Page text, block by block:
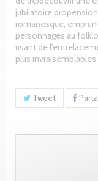
jubilatoire
romanesque,
personnages au
usant de
plus invraisemblables.
Tweet